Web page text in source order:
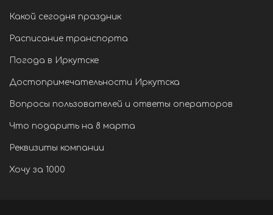
Какой сегодня праздник
Расписание транспорта
Погода в Иркутске
Достопримечательности Иркутска
Вопросы пользователей и ответы операторов
Что подарить на 8 марта
Реквизиты компании
Хочу за 1000